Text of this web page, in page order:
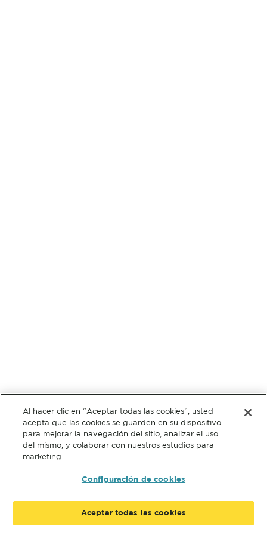
Al hacer clic en “Aceptar todas las cookies”, usted
acepta que las cookies se guarden en su dispositivo
para mejorar la navegación del sitio, analizar el uso
del mismo, y colaborar con nuestros estudios para
marketing.
Configuración de cookies
Aceptar todas las cookies